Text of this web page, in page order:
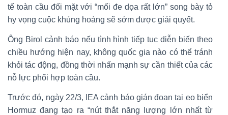
tế toàn cầu đối mặt với “mối đe dọa rất lớn” song bày tỏ
hy vọng cuộc khủng hoảng sẽ sớm được giải quyết.
Ông Birol cảnh báo nếu tình hình tiếp tục diễn biến theo
chiều hướng hiện nay, không quốc gia nào có thể tránh
khỏi tác động, đồng thời nhấn mạnh sự cần thiết của các
nỗ lực phối hợp toàn cầu.
Trước đó, ngày 22/3, IEA cảnh báo gián đoạn tại eo biển
Hormuz đang tạo ra “nút thắt năng lượng lớn nhất từ